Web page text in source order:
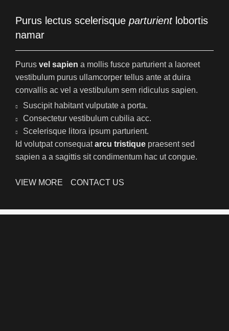
Purus lectus scelerisque parturientlobortis
namar
Purus vel sapien a mollis fusce parturient a laoreet
vestibulum purus ullamcorper tellus ante at duira
convallis ac vel a vestibulum sem ridiculus sapien.
Suscipit habitant vulputate a porta.
Consectetur vestibulum cubilia acc.
Scelerisque litora ipsum parturient.
Id volutpat consequatarcu tristique praesent sed
sapien a a sagittis sit condimentum hac ut congue.
VIEW MORE CONTACT US